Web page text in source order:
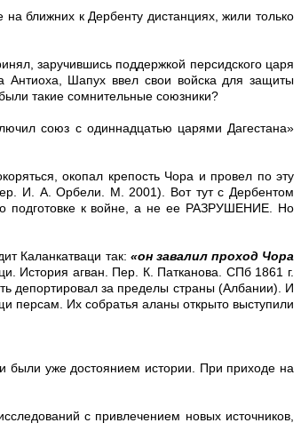
ближних к Дербенту дистанциях, жили только
заручившись поддержкой персидского царя
Антиоха, Шапух ввел свои войска для защиты
такие сомнительные союзники?
союз с одиннадцатью царями Дагестана»
окопал крепость Чора и провел по эту
И. А. Орбели. М. 2001). Вот тут с Дербентом
подготовке к войне, а не ее РАЗРУШЕНИЕ. Но
Каланкатваци так: «он завалил проход Чора
История агван. Пер. К. Патканова. СПб 1861 г.
депортировал за пределы страны (Албании). И
персам. Их собратья аланы открыто выступили
были уже достоянием истории. При приходе на
с привлечением новых источников,